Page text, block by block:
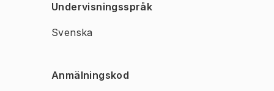
Undervisningsspråk
Svenska
Anmälningskod